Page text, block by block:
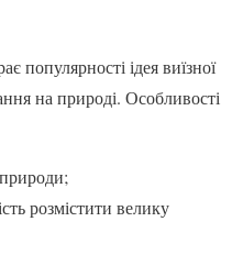
популярності ідея виїзної
на природі. Особливості
природи;
розмістити велику